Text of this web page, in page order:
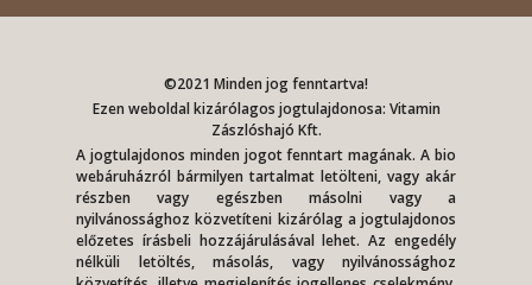
©2021 Minden jog fenntartva!
Ezen weboldal kizárólagos jogtulajdonosa: Vitamin
Zászlóshajó Kft.
A jogtulajdonos minden jogot fenntart magának. A bio
webáruházról bármilyen tartalmat letölteni, vagy akár
részben vagy egészben másolni vagy a
nyilvánossághoz közvetíteni kizárólag a jogtulajdonos
előzetes írásbeli hozzájárulásával lehet. Az engedély
nélküli letöltés, másolás, vagy nyilvánossághoz